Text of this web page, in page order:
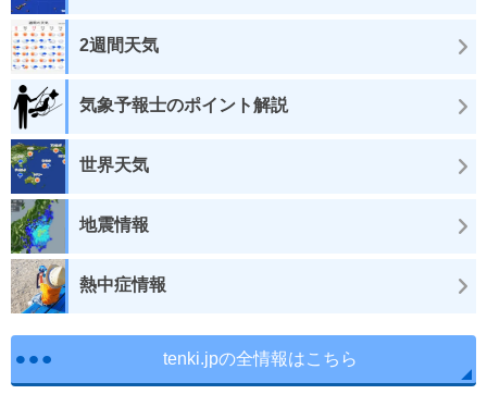
2週間天気
気象予報士のポイント解説
世界天気
地震情報
熱中症情報
tenki.jpの全情報はこちら